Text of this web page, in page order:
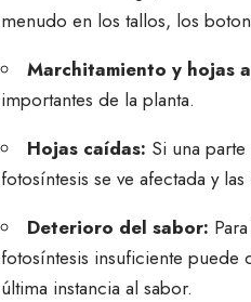
menudo en los tallos, los
Marchitamiento y hojas
importantes de la planta.
Hojas caídas: Si una
fotosíntesis se ve afectada y
Deterioro del sabor:
fotosíntesis insuficiente
última instancia al sabor.